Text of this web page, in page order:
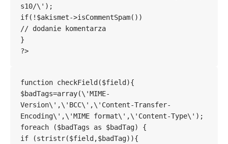
s10/\');
if(!$akismet->isCommentSpam())
// dodanie komentarza
}
?>
function checkField($field){
$badTags=array(\'MIME-
Version\',\'BCC\',\'Content-Transfer-
Encoding\',\'MIME format\',\'Content-Type\');
foreach ($badTags as $badTag) {
if (stristr($field,$badTag)){